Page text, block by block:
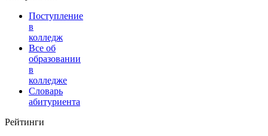
Поступление
в
колледж
Все об
образовании
в
колледже
Словарь
абитуриента
Рейтинги